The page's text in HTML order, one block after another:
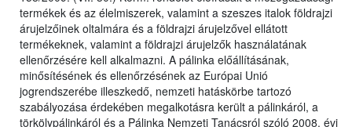
termékek és az élelmiszerek, valamint a szeszes italok földrajzi
árujelzőinek oltalmára és a földrajzi árujelzővel ellátott
termékeknek, valamint a földrajzi árujelzők használatának
ellenőrzésére kell alkalmazni. A pálinka előállításának,
minősítésének és ellenőrzésének az Európai Unió
jogrendszerébe illeszkedő, nemzeti hatáskörbe tartozó
szabályozása érdekében megalkotásra került a pálinkáról, a
törkölypálinkáról és a Pálinka Nemzeti Tanácsról szóló 2008. évi